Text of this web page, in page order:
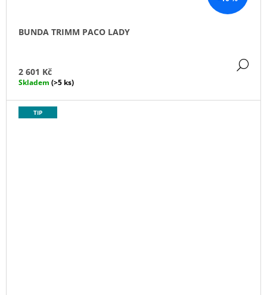
BUNDA TRIMM PACO LADY
2 601 Kč
Skladem (>5 ks)
TIP